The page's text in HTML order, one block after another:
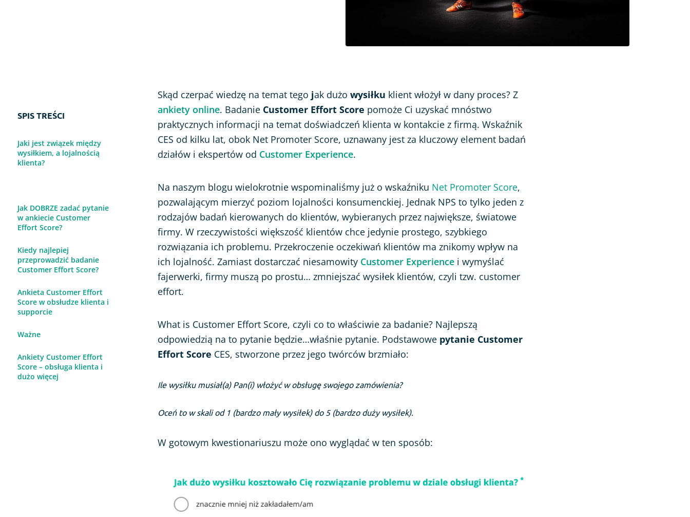
SPIS TREŚCI
Jaki jest związek między
wysiłkiem, a lojalnością
klienta?
Jak DOBRZE zadać pytanie
w ankiecie Customer
Effort Score?
Kiedy najlepiej
przeprowadzić badanie
Customer Effort Score?
Ankieta Customer Effort
Score w obsłudze klienta i
supporcie
Ważne
Ankiety Customer Effort
Score – obsługa klienta i
dużo więcej
Skąd czerpać wiedzę na temat tego jak dużo wysiłku klient włożył w dany proces? Z
ankiety online. Badanie Customer Effort Score pomoże Ci uzyskać mnóstwo
praktycznych informacji na temat doświadczeń klienta w kontakcie z firmą. Wskaźnik
CES od kilku lat, obok Net Promoter Score, uznawany jest za kluczowy element badań
działów i ekspertów od Customer Experience.
Na naszym blogu wielokrotnie wspominaliśmy już o wskaźniku Net Promoter Score,
pozwalającym mierzyć poziom lojalności konsumenckiej. Jednak NPS to tylko jeden z
rodzajów badań kierowanych do klientów, wybieranych przez największe, światowe
firmy. W rzeczywistości większość klientów chce jedynie prostego, szybkiego
rozwiązania ich problemu. Przekroczenie oczekiwań klientów ma znikomy wpływ na
ich lojalność. Zamiast dostarczać niesamowity Customer Experience i wymyślać
fajerwerki, firmy muszą po prostu… zmniejszać wysiłek klientów, czyli tzw. customer
effort.
What is Customer Effort Score, czyli co to właściwie za badanie? Najlepszą
odpowiedzią na to pytanie będzie…właśnie pytanie. Podstawowe pytanie Customer
Effort Score CES, stworzone przez jego twórców brzmiało:
Ile wysiłku musiał(a) Pan(i) włożyć w obsługę swojego zamówienia?
Oceń to w skali od 1 (bardzo mały wysiłek) do 5 (bardzo duży wysiłek).
W gotowym kwestionariuszu może ono wyglądać w ten sposób: